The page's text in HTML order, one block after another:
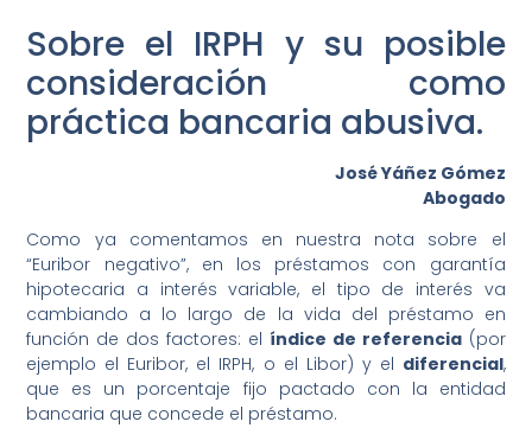
Sobre el IRPH y su posible
consideración como
práctica bancaria abusiva.
José Yáñez Gómez
Abogado
Como ya comentamos en nuestra nota sobre el
“Euribor negativo”, en los préstamos con garantía
hipotecaria a interés variable, el tipo de interés va
cambiando a lo largo de la vida del préstamo en
función de dos factores: el índice de referencia(por
ejemplo el Euribor, el IRPH, o el Libor) y el diferencial,
que es un porcentaje fijo pactado con la entidad
bancaria que concede el préstamo.